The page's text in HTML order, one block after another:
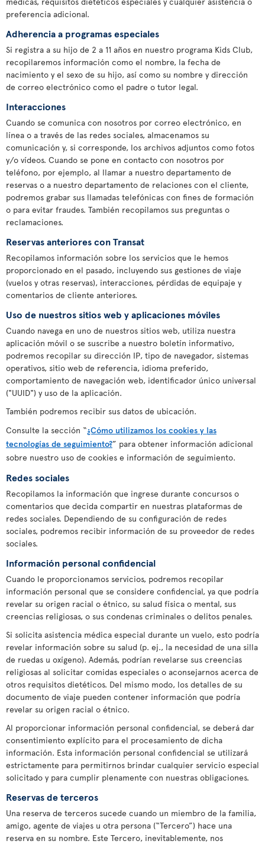
preferencia adicional.
Adherencia a programas especiales
Si registra a su hijo de 2 a 11 años en nuestro programa Kids Club,
recopilaremos información como el nombre, la fecha de
nacimiento y el sexo de su hijo, así como su nombre y dirección
de correo electrónico como el padre o tutor legal.
Interacciones
Cuando se comunica con nosotros por correo electrónico, en
línea o a través de las redes sociales, almacenamos su
comunicación y, si corresponde, los archivos adjuntos como fotos
y/o vídeos. Cuando se pone en contacto con nosotros por
teléfono, por ejemplo, al llamar a nuestro departamento de
reservas o a nuestro departamento de relaciones con el cliente,
podremos grabar sus llamadas telefónicas con fines de formación
o para evitar fraudes. También recopilamos sus preguntas o
reclamaciones.
Reservas anteriores con Transat
Recopilamos información sobre los servicios que le hemos
proporcionado en el pasado, incluyendo sus gestiones de viaje
(vuelos y otras reservas), interacciones, pérdidas de equipaje y
comentarios de cliente anteriores.
Uso de nuestros sitios web y aplicaciones móviles
Cuando navega en uno de nuestros sitios web, utiliza nuestra
aplicación móvil o se suscribe a nuestro boletín informativo,
podremos recopilar su dirección IP, tipo de navegador, sistemas
operativos, sitio web de referencia, idioma preferido,
comportamiento de navegación web, identificador único universal
("UUID") y uso de la aplicación.
También podremos recibir sus datos de ubicación.
Consulte la sección “¿Cómo utilizamos los cookies y las
tecnologías de seguimiento?” para obtener información adicional
sobre nuestro uso de cookies e información de seguimiento.
Redes sociales
Recopilamos la información que ingrese durante concursos o
comentarios que decida compartir en nuestras plataformas de
redes sociales. Dependiendo de su configuración de redes
sociales, podremos recibir información de su proveedor de redes
sociales.
Información personal confidencial
Cuando le proporcionamos servicios, podremos recopilar
información personal que se considere confidencial, ya que podría
revelar su origen racial o étnico, su salud física o mental, sus
creencias religiosas, o sus condenas criminales o delitos penales.
Si solicita asistencia médica especial durante un vuelo, esto podría
revelar información sobre su salud (p. ej., la necesidad de una silla
de ruedas u oxígeno). Además, podrían revelarse sus creencias
religiosas al solicitar comidas especiales o aconsejarnos acerca de
otros requisitos dietéticos. Del mismo modo, los detalles de su
documento de viaje pueden contener información que podría
revelar su origen racial o étnico.
Al proporcionar información personal confidencial, se deberá dar
consentimiento explícito para el procesamiento de dicha
información. Esta información personal confidencial se utilizará
estrictamente para permitirnos brindar cualquier servicio especial
solicitado y para cumplir plenamente con nuestras obligaciones.
Reservas de terceros
Una reserva de terceros sucede cuando un miembro de la familia,
amigo, agente de viajes u otra persona (“Tercero”) hace una
reserva en su nombre. Este Tercero, inevitablemente, nos